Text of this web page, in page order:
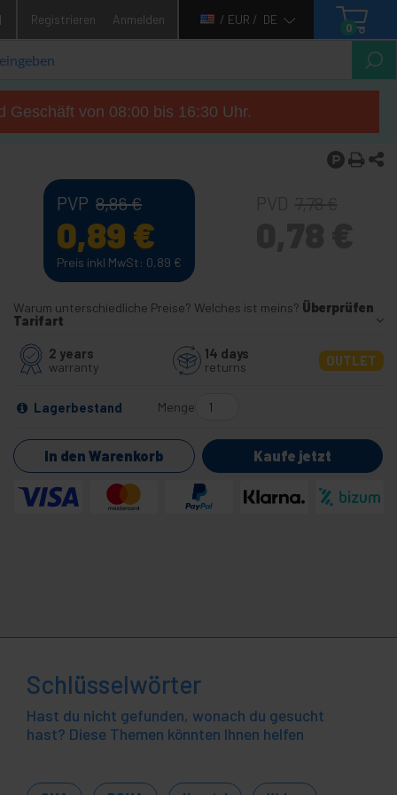
Registrieren Anmelden / EUR / DE
0
Geschäft von 08:00 bis 16:30 Uhr.
PVP 8,86€
0,89 €
Preis inkl MwSt: 0,89 €
Warum unterschiedliche Preise? Welches ist meins? Überprüfen
Tarifart
2 years
warranty
14 days
returns
OUTLET
Lagerbestand Menge
In den Warenkorb Kaufe jetzt
Schlüsselwörter
Hast du nicht gefunden, wonach du gesucht
hast? Diese Themen könnten Ihnen helfen